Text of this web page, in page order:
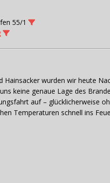
55/1
Hainsacker wurden wir heute
keine genaue Lage des
auf – glücklicherweise
Temperaturen schnell ins